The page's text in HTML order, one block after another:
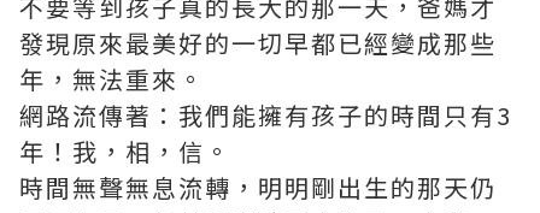
發現原來最美好的一切早都已經變成那些
年，無法重來。
網路流傳著：我們能擁有孩子的時間只有3
年！我，相，信。
時間無聲無息流轉，明明剛出生的那天仍